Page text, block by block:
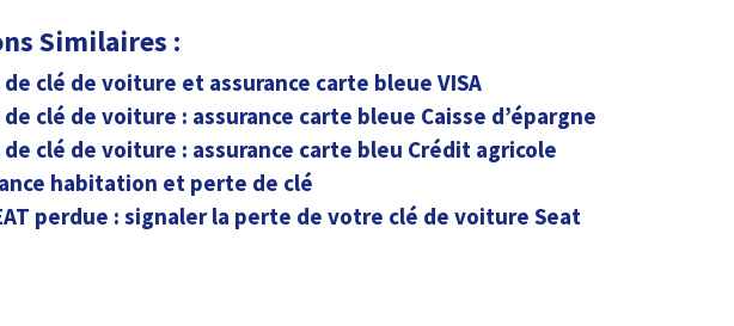
Similaires :
clé de voiture et assurance carte bleue VISA
clé de voiture : assurance carte bleue Caisse d’épargne
clé de voiture : assurance carte bleu Crédit agricole
habitation et perte de clé
perdue : signaler la perte de votre clé de voiture Seat